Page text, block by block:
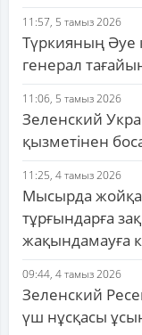
11:57, 5 тамыз 2026
Түркияның Әуе
генерал
11:06, 5 тамыз 2026
Зеленский
қызметінен
11:25, 4 тамыз 2026
Мысырда
тұрғындарға
жақындамауға
09:44, 4 тамыз 2026
Зеленский
үш нұсқасы